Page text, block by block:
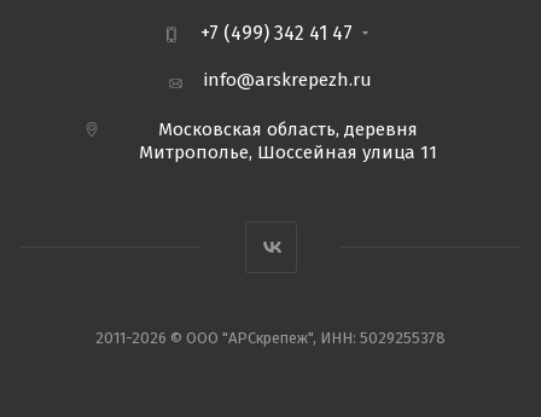
+7 (499) 342 41 47
info@arskrepezh.ru
Московская область, деревня
Митрополье, Шоссейная улица 11
2011-2026 © ООО "АРСкрепеж", ИНН: 5029255378